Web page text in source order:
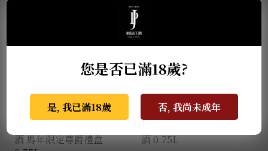
酒 馬年限定尊爵禮盒
酒 0.75L
您是否已滿18歲?
是, 我已滿18歲 否, 我尚未成年